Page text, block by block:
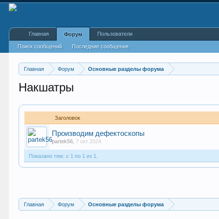
Главная Форум Основные разделы форума
Накшатры
Заголовок
Производим дефектоскопы
partek56 7 окт 2024
Показано тем: с 1 по 1 из 1.
Главная Форум Основные разделы форума
Главная Форум
Поиск сообщений Последние сообщения
Пользователи